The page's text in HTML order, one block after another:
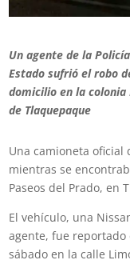
Un agente de la
Estado sufrió el robo
domicilio en la colonia
de Tlaquepaque
Una camioneta oficial
mientras se
Paseos del Prado, en
El vehículo, una
agente, fue reportado
sábado en la calle